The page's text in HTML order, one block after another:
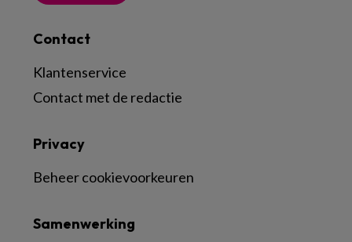
Contact
Klantenservice
Contact met de redactie
Samenwerking
Privacy
Beheer cookievoorkeuren